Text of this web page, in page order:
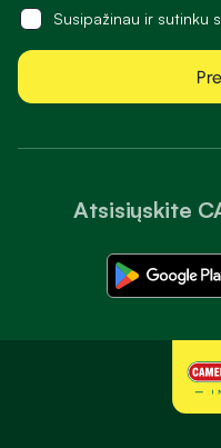
Atsisiųskite
Susipažinau ir sutinku